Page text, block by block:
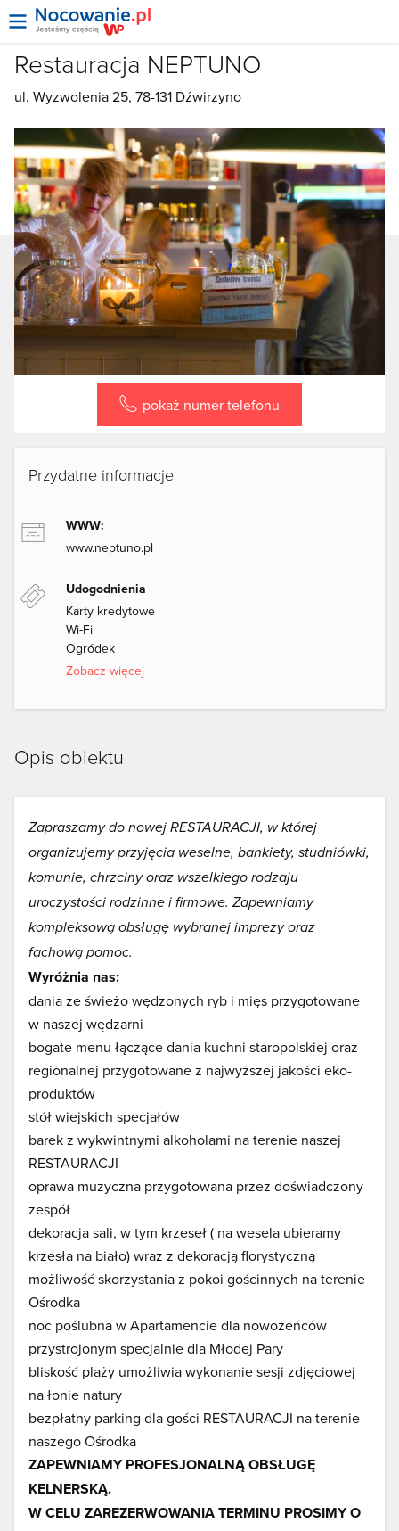
Restauracja NEPTUNO
ul. Wyzwolenia 25, 78-131 Dźwirzyno
pokaż numer telefonu
Przydatne informacje
WWW:
www.neptuno.pl
Udogodnienia
Karty kredytowe
Wi-Fi
Ogródek
Zobacz więcej
Opis obiektu
Zapraszamy do nowej RESTAURACJI, w której
organizujemy przyjęcia weselne, bankiety, studniówki,
komunie, chrzciny oraz wszelkiego rodzaju
uroczystości rodzinne i firmowe. Zapewniamy
kompleksową obsługę wybranej imprezy oraz
fachową pomoc.
Wyróżnia nas:
dania ze świeżo wędzonych ryb i mięs przygotowane
w naszej wędzarni
bogate menu łączące dania kuchni staropolskiej oraz
regionalnej przygotowane z najwyższej jakości eko-
produktów
stół wiejskich specjałów
barek z wykwintnymi alkoholami na terenie naszej
RESTAURACJI
oprawa muzyczna przygotowana przez doświadczony
zespół
dekoracja sali, w tym krzeseł ( na wesela ubieramy
krzesła na biało) wraz z dekoracją florystyczną
możliwość skorzystania z pokoi gościnnych na terenie
Ośrodka
noc poślubna w Apartamencie dla nowożeńców
przystrojonym specjalnie dla Młodej Pary
bliskość plaży umożliwia wykonanie sesji zdjęciowej
na łonie natury
bezpłatny parking dla gości RESTAURACJI na terenie
naszego Ośrodka
ZAPEWNIAMY PROFESJONALNĄ OBSŁUGĘ
KELNERSKĄ.
W CELU ZAREZERWOWANIA TERMINU PROSIMY O